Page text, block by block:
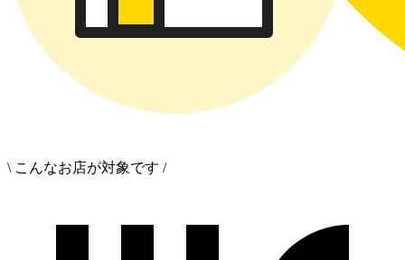
\ こんなお店が対象です /